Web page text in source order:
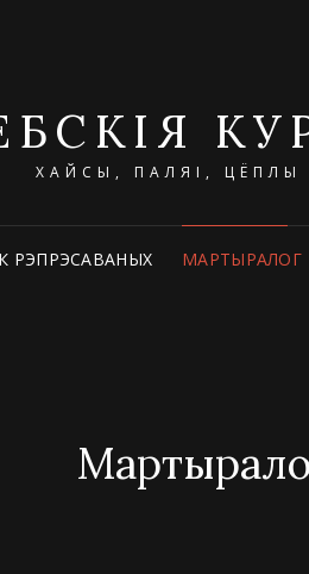
ХАЙСЫ, ПАЛЯІ, ЦЁПЛЫ
РЭПРЭСАВАНЫХ МАРТЫРАЛОГ